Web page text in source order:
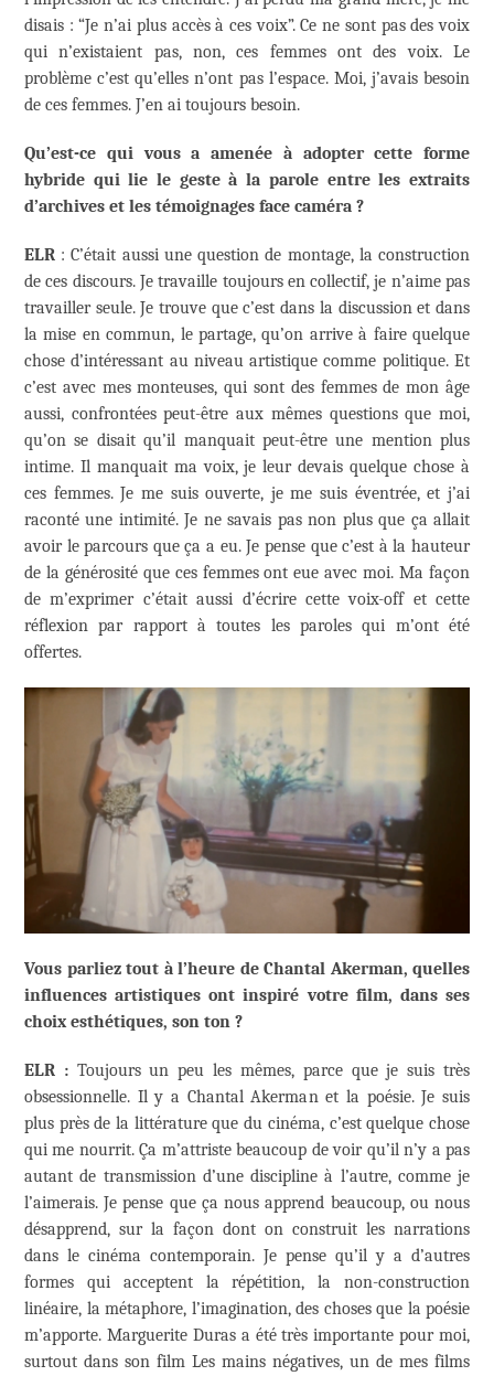
disais : “Je n’ai plus accès à ces voix”. Ce ne sont pas des voix
qui n’existaient pas, non, ces femmes ont des voix. Le
problème c’est qu’elles n’ont pas l’espace. Moi, j’avais besoin
de ces femmes. J’en ai toujours besoin.
Qu’est-ce qui vous a amenée à adopter cette forme
hybride qui lie le geste à la parole entre les extraits
d’archives et les témoignages face caméra ?
ELR : C’était aussi une question de montage, la construction
de ces discours. Je travaille toujours en collectif, je n’aime pas
travailler seule. Je trouve que c’est dans la discussion et dans
la mise en commun, le partage, qu’on arrive à faire quelque
chose d’intéressant au niveau artistique comme politique. Et
c’est avec mes monteuses, qui sont des femmes de mon âge
aussi, confrontées peut-être aux mêmes questions que moi,
qu’on se disait qu’il manquait peut-être une mention plus
intime. Il manquait ma voix, je leur devais quelque chose à
ces femmes. Je me suis ouverte, je me suis éventrée, et j’ai
raconté une intimité. Je ne savais pas non plus que ça allait
avoir le parcours que ça a eu. Je pense que c’est à la hauteur
de la générosité que ces femmes ont eue avec moi. Ma façon
de m’exprimer c’était aussi d’écrire cette voix-off et cette
réflexion par rapport à toutes les paroles qui m’ont été
offertes.
Vous parliez tout à l’heure de Chantal Akerman, quelles
influences artistiques ont inspiré votre film, dans ses
choix esthétiques, son ton ?
ELR :Toujours un peu les mêmes, parce que je suis très
obsessionnelle. Il y a Chantal Akerman et la poésie. Je suis
plus près de la littérature que du cinéma, c’est quelque chose
qui me nourrit. Ça m’attriste beaucoup de voir qu’il n’y a pas
autant de transmission d’une discipline à l’autre, comme je
l’aimerais. Je pense que ça nous apprend beaucoup, ou nous
désapprend, sur la façon dont on construit les narrations
dans le cinéma contemporain. Je pense qu’il y a d’autres
formes qui acceptent la répétition, la non-construction
linéaire, la métaphore, l’imagination, des choses que la poésie
m’apporte. Marguerite Duras a été très importante pour moi,
surtout dans son film Les mains négatives, un de mes films